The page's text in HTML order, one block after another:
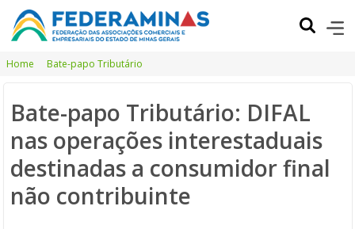
Home Bate-papo Tributário
Bate-papo Tributário: DIFAL
nas operações interestaduais
destinadas a consumidor final
não contribuinte